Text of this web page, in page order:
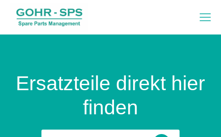
Ersatzteile direkt hier
finden